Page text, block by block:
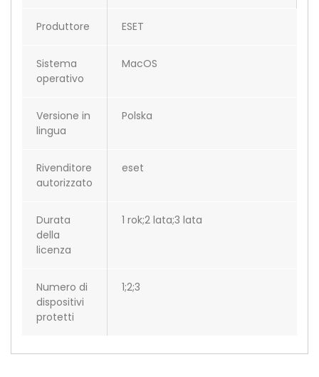
Produttore ESET
Sistema
operativo
MacOS
Versione in
lingua
Polska
Rivenditore
autorizzato
eset
Durata
della
licenza
1 rok;2 lata;3 lata
Numero di
dispositivi
protetti
1;2;3